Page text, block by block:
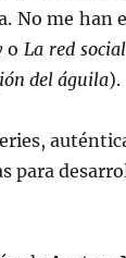
No me han
o La red social
del águila).
para